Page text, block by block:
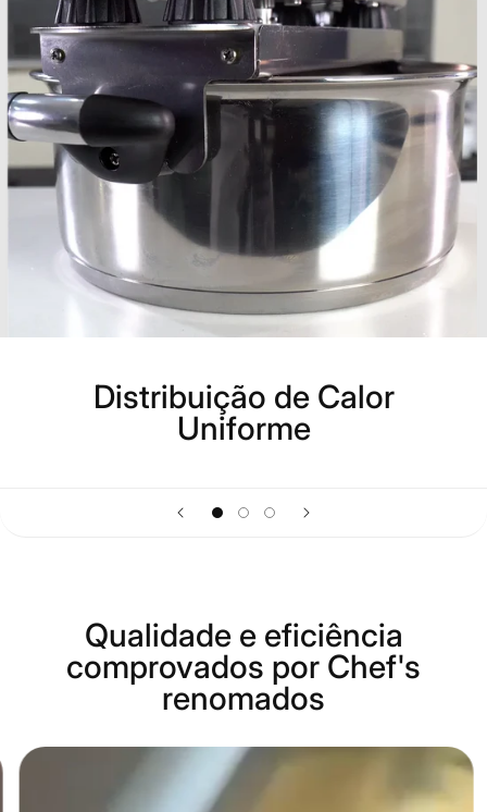
Distribuição de Calor
Uniforme
Qualidade e eficiência
comprovados por Chef's
renomados